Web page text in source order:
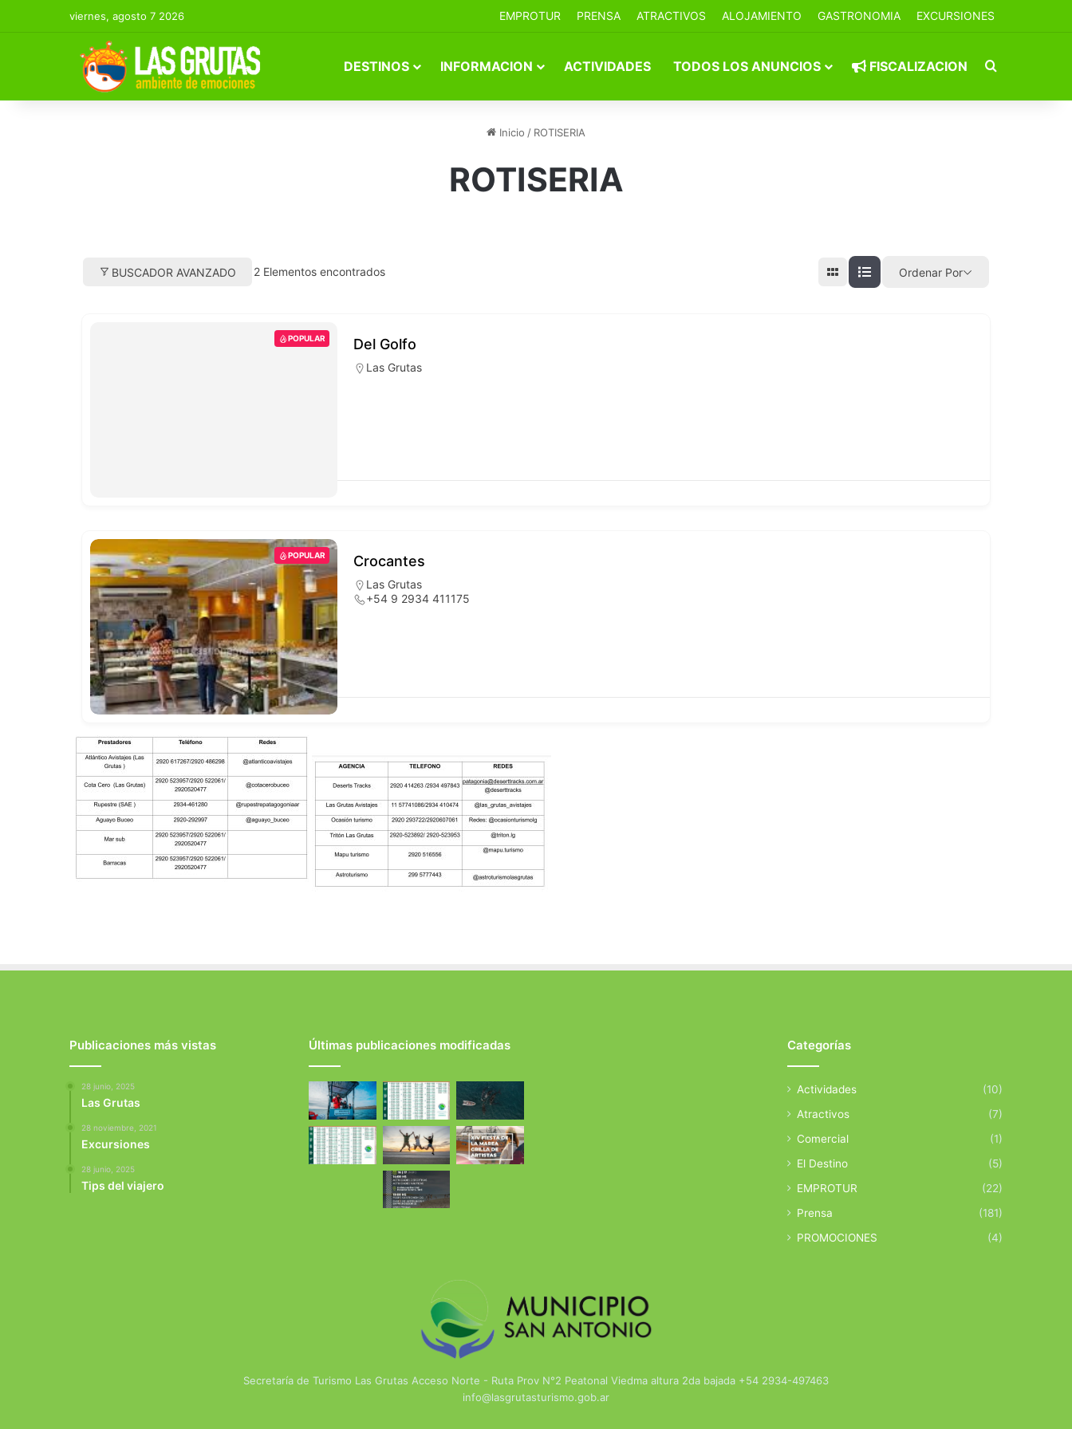
viernes, agosto 7 2026 EMPROTUR PRENSA ATRACTIVOS ALOJAMIENTO GASTRONOMIA EXCURSIONES
DESTINOS INFORMACION ACTIVIDADES TODOS LOS ANUNCIOS FISCALIZACION Buscar por
Inicio / ROTISERIA
ROTISERIA
BUSCADOR AVANZADO 2 Elementos encontrados Ordenar Por
POPULAR Del Golfo
Las Grutas
POPULAR Crocantes
Las Grutas
+54 9 2934 411175
Publicaciones más vistas
28 junio, 2025
Las Grutas
28 noviembre, 2021
Excursiones
28 junio, 2025
Tips del viajero
Últimas publicaciones modificadas Categorías
Actividades
(10)
Atractivos
(7)
Comercial
(1)
El Destino
(5)
EMPROTUR
(22)
Prensa
(181)
PROMOCIONES
(4)
Secretaría de Turismo Las Grutas Acceso Norte - Ruta Prov N°2 Peatonal Viedma altura 2da bajada +54 2934-497463
info@lasgrutasturismo.gob.ar